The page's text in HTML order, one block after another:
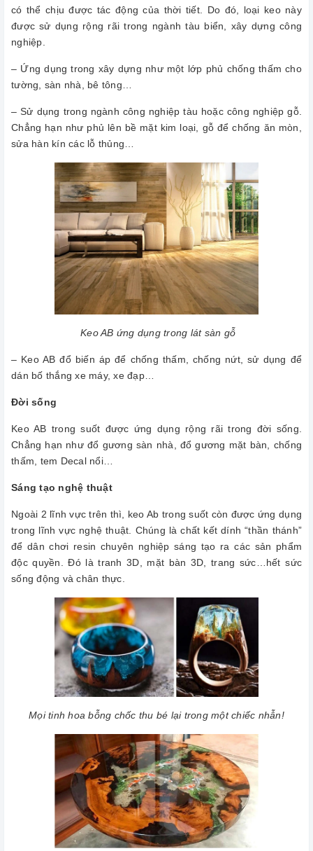
có thể chịu được tác động của thời tiết. Do đó, loại keo này
được sử dụng rộng rãi trong ngành tàu biển, xây dựng công
nghiệp.
– Ứng dụng trong xây dựng như một lớp phủ chống thấm cho
tường, sàn nhà, bê tông…
– Sử dụng trong ngành công nghiệp tàu hoặc công nghiệp gỗ.
Chẳng hạn như phủ lên bề mặt kim loại, gỗ để chống ăn mòn,
sửa hàn kín các lỗ thủng…
Keo AB ứng dụng trong lát sàn gỗ
– Keo AB đổ biến áp để chống thấm, chống nứt, sử dụng để
dán bố thắng xe máy, xe đạp…
Đời sống
Keo AB trong suốt được ứng dụng rộng rãi trong đời sống.
Chẳng hạn như đổ gương sàn nhà, đổ gương mặt bàn, chống
thấm, tem Decal nổi…
Sáng tạo nghệ thuật
Ngoài 2 lĩnh vực trên thì, keo Ab trong suốt còn được ứng dụng
trong lĩnh vực nghệ thuật. Chúng là chất kết dính “thần thánh”
để dân chơi resin chuyên nghiệp sáng tạo ra các sản phẩm
độc quyền. Đó là tranh 3D, mặt bàn 3D, trang sức…hết sức
sống động và chân thực.
Mọi tinh hoa bỗng chốc thu bé lại trong một chiếc nhẫn!